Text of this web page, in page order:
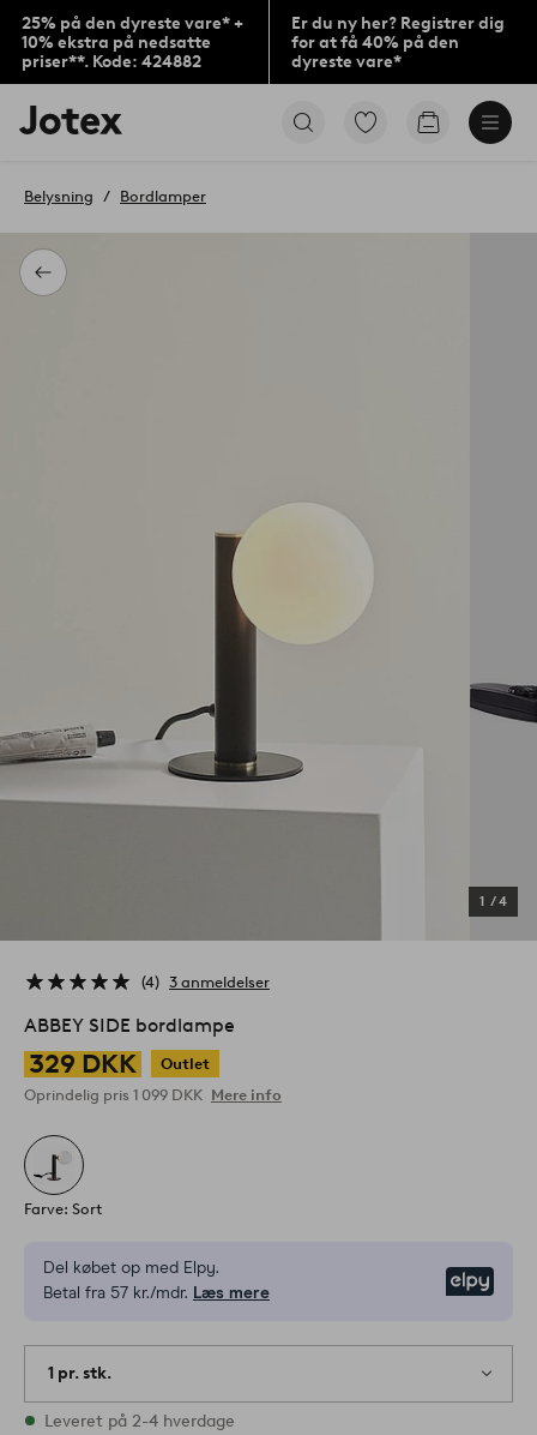
25% på den dyreste vare* +
10% ekstra på nedsatte
priser**. Kode: 424882
Er du ny her? Registrer dig
for at få 40% på den
dyreste vare*
Jotex
logo
til
Gå
Gå
Tilbage
Belysning Bordlamper
1 /4
4 3 anmeldelser
ABBEY SIDE bordlampe
329 DKK
Outlet
Oprindelig pris 1 099 DKK Mere info
Farve: Sort
Del købet op med Elpy.
Betal fra 57 kr./mdr. Læs mere
1 pr. stk.
På lager
Leveret på 2-4 hverdage